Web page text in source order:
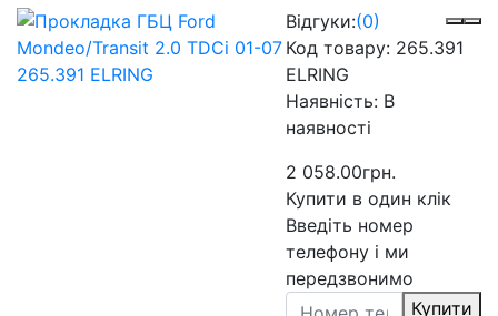
Відгуки:(0)
Код товару: 265.391
ELRING
Наявність: В
наявності
2 058.00грн.
Купити в один клік
Введіть номер
телефону і ми
передзвонимо
Купити